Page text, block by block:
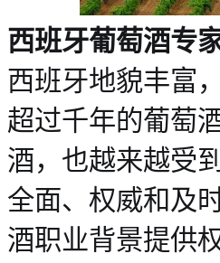
西班牙葡萄酒专
西班牙地貌丰富
超过千年的葡萄
酒，也越来越受
全面、权威和及
酒职业背景提供